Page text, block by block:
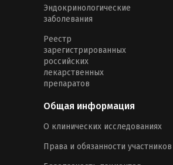
Эндокринологические
заболевания
Реестр
зарегистрированных
российских
лекарственных
препаратов
Общая информация
О клинических исследованиях
Права и обязанности участников